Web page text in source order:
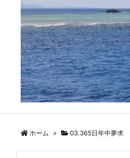
ホーム > 03.365日年中夢求